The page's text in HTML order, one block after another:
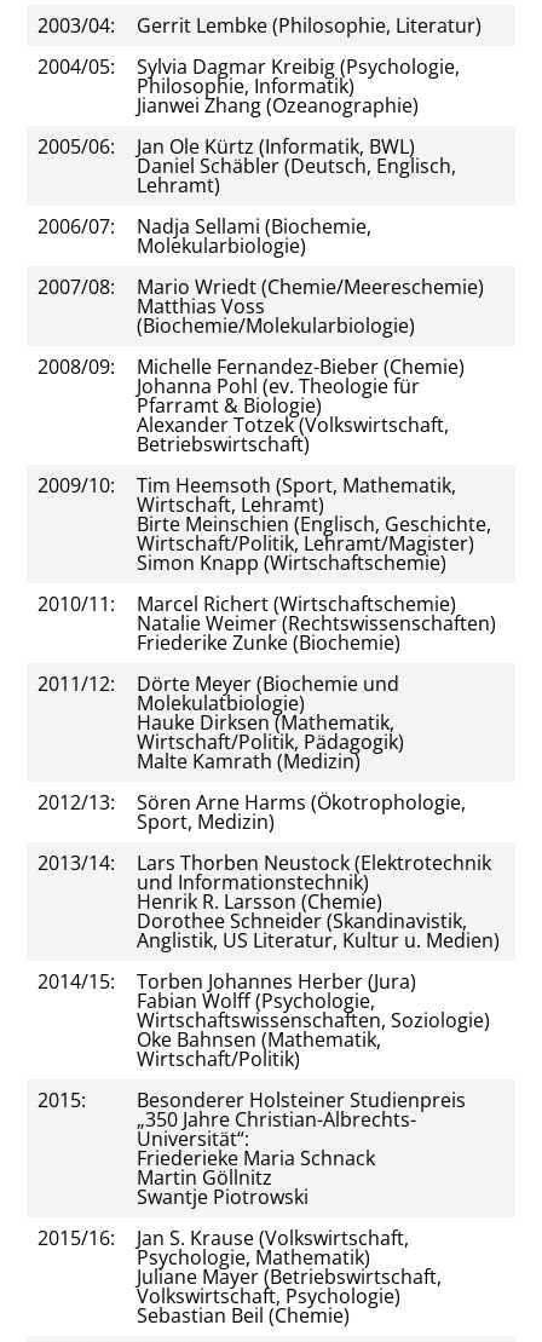
2003/04:
Gerrit Lembke (Philosophie, Literatur)
2004/05:
Sylvia Dagmar Kreibig (Psychologie,
Philosophie, Informatik)
Jianwei Zhang (Ozeanographie)
2005/06:
Jan Ole Kürtz (Informatik, BWL)
Daniel Schäbler (Deutsch, Englisch,
Lehramt)
2006/07:
Nadja Sellami (Biochemie,
Molekularbiologie)
2007/08:
Mario Wriedt (Chemie/Meereschemie)
Matthias Voss
(Biochemie/Molekularbiologie)
2008/09:
Michelle Fernandez-Bieber (Chemie)
Johanna Pohl (ev. Theologie für
Pfarramt & Biologie)
Alexander Totzek (Volkswirtschaft,
Betriebswirtschaft)
2009/10:
Tim Heemsoth (Sport, Mathematik,
Wirtschaft, Lehramt)
Birte Meinschien (Englisch, Geschichte,
Wirtschaft/Politik, Lehramt/Magister)
Simon Knapp (Wirtschaftschemie)
2010/11:
Marcel Richert (Wirtschaftschemie)
Natalie Weimer (Rechtswissenschaften)
Friederike Zunke (Biochemie)
2011/12:
Dörte Meyer (Biochemie und
Molekulatbiologie)
Hauke Dirksen (Mathematik,
Wirtschaft/Politik, Pädagogik)
Malte Kamrath (Medizin)
2012/13:
Sören Arne Harms (Ökotrophologie,
Sport, Medizin)
2013/14:
Lars Thorben Neustock (Elektrotechnik
und Informationstechnik)
Henrik R. Larsson (Chemie)
Dorothee Schneider (Skandinavistik,
Anglistik, US Literatur, Kultur u. Medien)
2014/15:
Torben Johannes Herber (Jura)
Fabian Wolff (Psychologie,
Wirtschaftswissenschaften, Soziologie)
Oke Bahnsen (Mathematik,
Wirtschaft/Politik)
2015:
Besonderer Holsteiner Studienpreis
„350 Jahre Christian-Albrechts-
Universität“:
Friederieke Maria Schnack
Martin Göllnitz
Swantje Piotrowski
2015/16:
Jan S. Krause (Volkswirtschaft,
Psychologie, Mathematik)
Juliane Mayer (Betriebswirtschaft,
Volkswirtschaft, Psychologie)
Sebastian Beil (Chemie)